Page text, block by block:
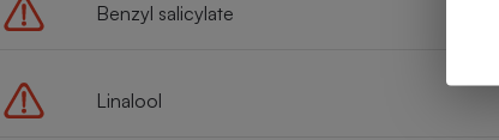
Benzyl salicylate
Linalool